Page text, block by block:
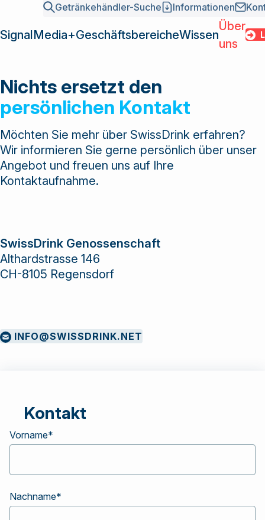
Getränkehändler-Suche Informationen
SignalMedia+
Übersicht
Point of Sales
Media
Gamification
Kundenbindung
Academy
Services
Zentrale Warenwirtschaft (ZWW)
Geschäftsbereiche
Grossisten
Hersteller
Gastronomie /
Kettenbetriebe
Einkaufspool
SwissDrink als
marktführende
Verbundgruppe
der
Getränkebranche
bietet eine
Wissen
News
INSIDE – Branchenmagazin
Über
uns
Mission und Fakten
Team und Organisation
Geschichte
Kontakt
LOGIN
Nichts ersetzt den
persönlichen Kontakt
Möchten Sie mehr über SwissDrink erfahren?
Wir informieren Sie gerne persönlich über unser
Angebot und freuen uns auf Ihre
Kontaktaufnahme.
SwissDrink Genossenschaft
Althardstrasse 146
CH-8105 Regensdorf
INFO@SWISSDRINK.NET
Kontakt
Vorname*
Nachname*
Über uns